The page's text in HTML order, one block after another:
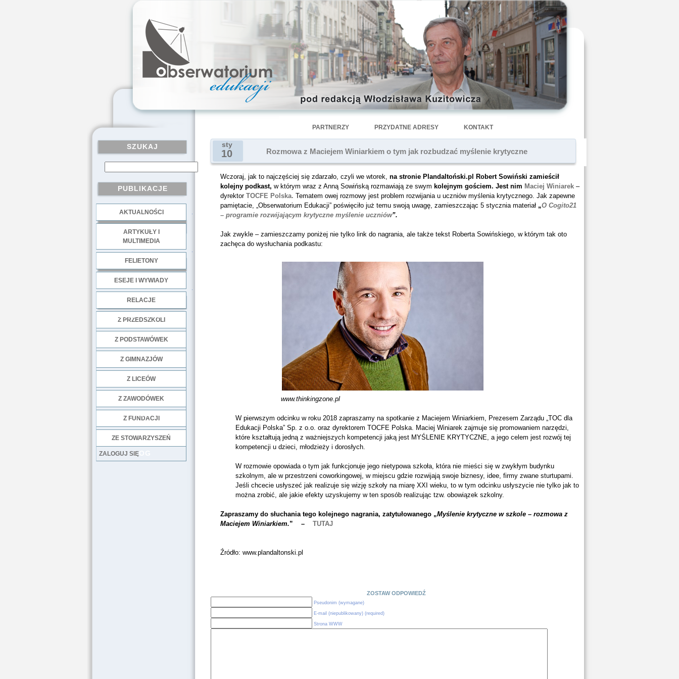
PARTNERZY PRZYDATNE ADRESY KONTAKT
SZUKAJ
PUBLIKACJE
AKTUALNOŚCI
ARTYKUŁY I
MULTIMEDIA
FELIETONY
ESEJE I WYWIADY
RELACJE
Z PRZEDSZKOLI
Z PODSTAWÓWEK
Z GIMNAZJÓW
Z LICEÓW
Z ZAWODÓWEK
Z FUNDACJI
ZE STOWARZYSZEŃ
LOG
ZALOGUJ SIĘ
sty
10 Rozmowa z Maciejem Winiarkiem o tym jak rozbudzać myślenie krytyczne
Wczoraj, jak to najczęściej się zdarzało, czyli we wtorek, na stronie Plandaltoński.pl Robert Sowiński zamieścił
kolejny podkast, w którym wraz z Anną Sowińską rozmawiają ze swym kolejnym gościem. Jest nim Maciej Winiarek–
dyrektor TOCFE Polska. Tematem owej rozmowy jest problem rozwijania u uczniów myślenia krytycznego. Jak zapewne
pamiętacie, „Obserwatorium Edukacji” poświęciło już temu swoją uwagę, zamieszczając 5 stycznia materiał „O Cogito21
– programie rozwijającym krytyczne myślenie uczniów”.
Jak zwykle – zamieszczamy poniżej nie tylko link do nagrania, ale także tekst Roberta Sowińskiego, w którym tak oto
zachęca do wysłuchania podkastu:
www.thinkingzone.pl
W pierwszym odcinku w roku 2018 zapraszamy na spotkanie z Maciejem Winiarkiem, Prezesem Zarządu „TOC dla
Edukacji Polska” Sp. z o.o. oraz dyrektorem TOCFE Polska. Maciej Winiarek zajmuje się promowaniem narzędzi,
które kształtują jedną z ważniejszych kompetencji jaką jest MYŚLENIE KRYTYCZNE, a jego celem jest rozwój tej
kompetencji u dzieci, młodzieży i dorosłych.
W rozmowie opowiada o tym jak funkcjonuje jego nietypowa szkoła, która nie mieści się w zwykłym budynku
szkolnym, ale w przestrzeni coworkingowej, w miejscu gdzie rozwijają swoje biznesy, idee, firmy zwane sturtupami.
Jeśli chcecie usłyszeć jak realizuje się wizję szkoły na miarę XXI wieku, to w tym odcinku usłyszycie nie tylko jak to
można zrobić, ale jakie efekty uzyskujemy w ten sposób realizując tzw. obowiązek szkolny.
Zapraszamy do słuchania tego kolejnego nagrania, zatytułowanego „Myślenie krytyczne w szkole – rozmowa z
Maciejem Winiarkiem.” – TUTAJ
Źródło: www.plandaltonski.pl
ZOSTAW ODPOWIEDŹ
Pseudonim (wymagane)
E-mail (niepublikowany) (required)
Strona WWW